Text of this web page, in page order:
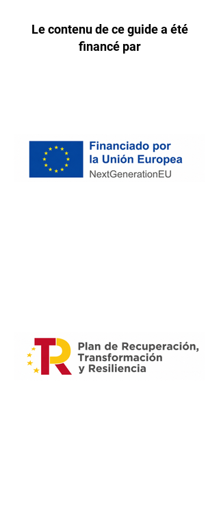
Le contenu de ce guide a été
financé par